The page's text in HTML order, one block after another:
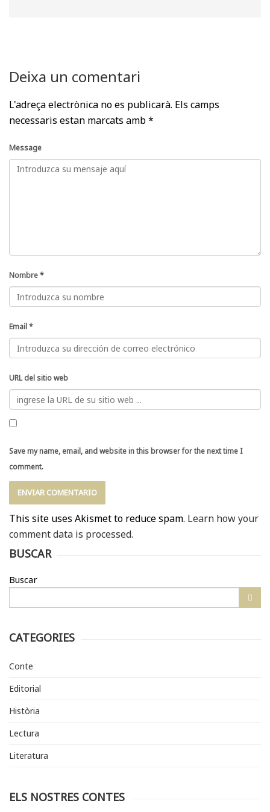
Deixa un comentari
L'adreça electrònica no es publicarà. Els camps
necessaris estan marcats amb*
Message
Nombre*
Email*
URL del sitio web
Save my name, email, and website in this browser for the next time I
comment.
This site uses Akismet to reduce spam. Learn how your
comment data is processed.
BUSCAR
Buscar
CATEGORIES
Conte
Editorial
Història
Lectura
Literatura
ELS NOSTRES CONTES